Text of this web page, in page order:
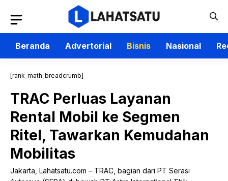
isi
Beranda
Advertorial Bisnis Nasional
[rank_math_breadcrumb]
TRAC Perluas Layanan
Rental Mobil ke Segmen
Ritel, Tawarkan Kemudahan
Mobilitas
Jakarta, Lahatsatu.com – TRAC, bagian dari PT Serasi